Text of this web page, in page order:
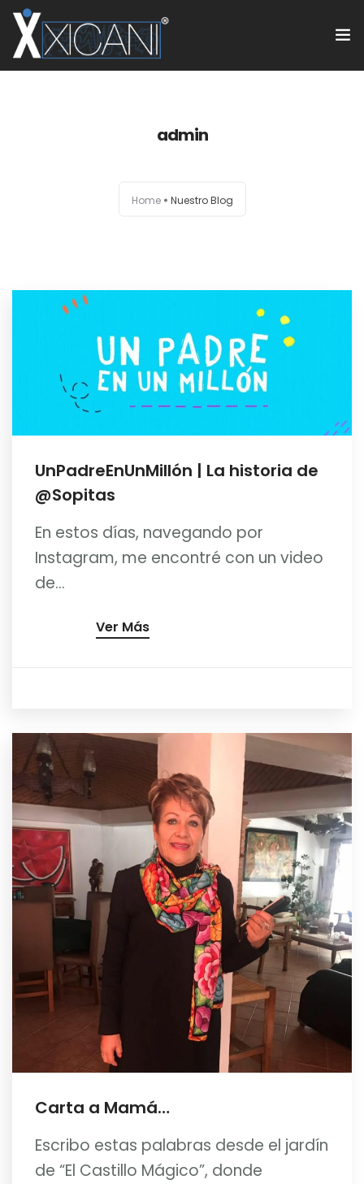
Galeria
admin
Home Nuestro Blog
UnPadreEnUnMillón | La historia de
@Sopitas
En estos días, navegando por
Instagram, me encontré con un video
de...
Ver Más
Carta a Mamá…
Escribo estas palabras desde el jardín
de “El Castillo Mágico”, donde